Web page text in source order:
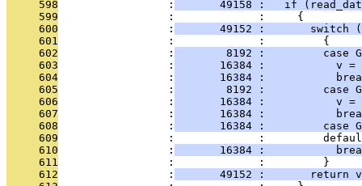
     598
                 :
49158 :   if
     599
                 :             :     {
     600
                 :
49152 :       switch
     601
                 :             :         {
     602
                 :
8192 :         case
     603
                 :
16384 :           v =
     604
                 :
16384 :
     605
                 :
8192 :         case
     606
                 :
16384 :           v =
     607
                 :
16384 :
     608
                 :
16384 :         case
     609
:             :
     610
                 :
16384 :
     611
                 :             :         }
     612
                 :
49152 :       return